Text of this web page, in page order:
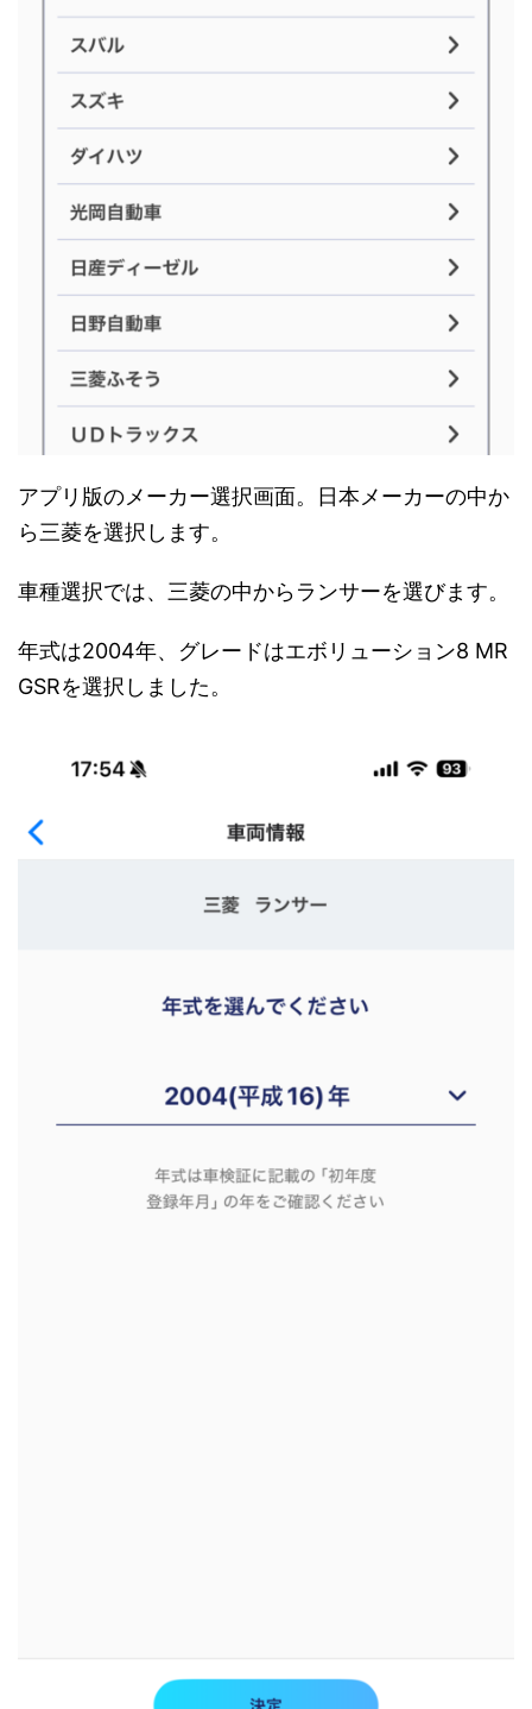
アプリ版のメーカー選択画面。日本メーカーの中か
ら三菱を選択します。
車種選択では、三菱の中からランサーを選びます。
年式は2004年、グレードはエボリューション8 MR
GSRを選択しました。